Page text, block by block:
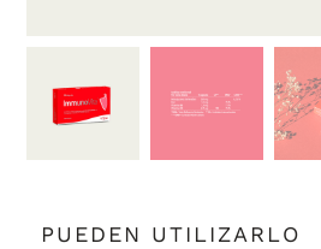
PUEDEN UTILIZARLO